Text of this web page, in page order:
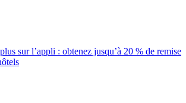
sur l’appli : obtenez jusqu’à 20 % de remise